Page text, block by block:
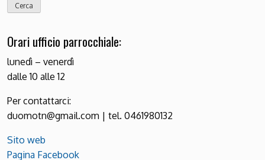
Orari ufficio parrocchiale:
lunedì – venerdì
dalle 10 alle 12
Per contattarci:
duomotn@gmail.com | tel. 0461980132
Sito web
Pagina Facebook